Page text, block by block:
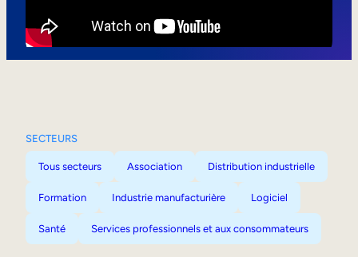
SECTEURS
Tous secteurs Association Distribution industrielle
Formation Industrie manufacturière Logiciel
Santé Services professionnels et aux consommateurs